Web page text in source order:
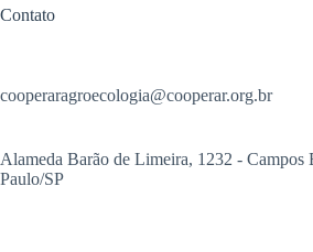
Contato
cooperaragroecologia@cooperar.org.br
Alameda Barão de Limeira, 1232 - Campos
Paulo/SP